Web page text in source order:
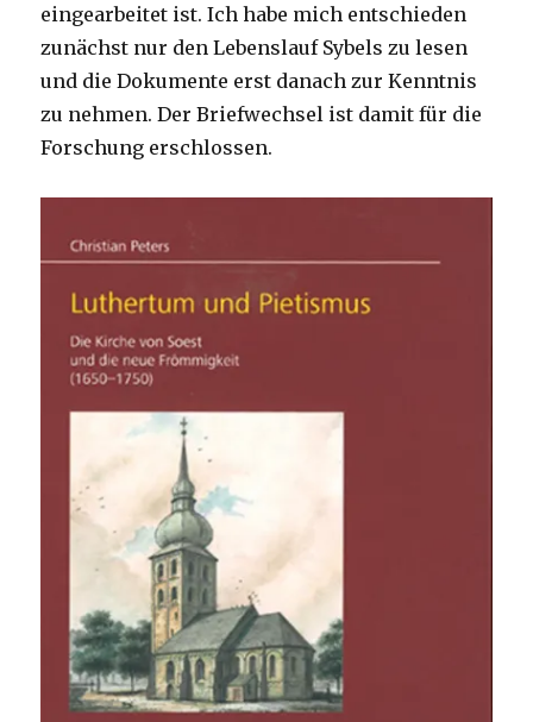
eingearbeitet ist. Ich habe mich entschieden
zunächst nur den Lebenslauf Sybels zu lesen
und die Dokumente erst danach zur Kenntnis
zu nehmen. Der Briefwechsel ist damit für die
Forschung erschlossen.